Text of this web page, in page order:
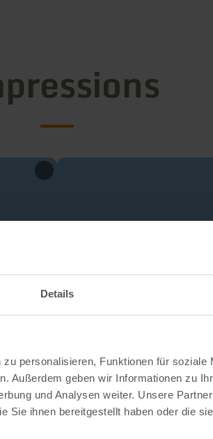
Details
personalisieren, Funktionen für soziale
Außerdem geben wir Informationen zu
und Analysen weiter. Unsere
Sie ihnen bereitgestellt haben oder die